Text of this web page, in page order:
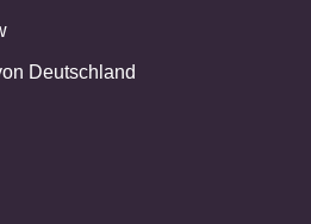
Deutschland